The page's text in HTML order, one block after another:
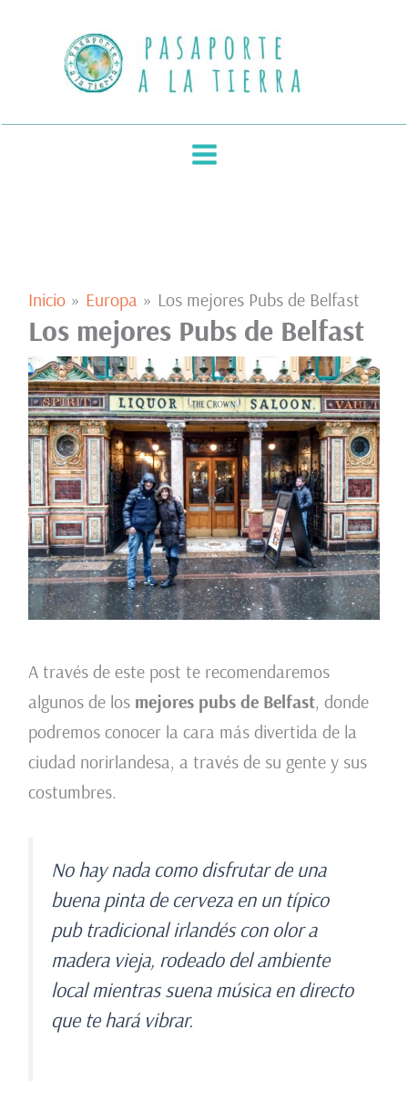
contenido
Inicio Europa Los mejores Pubs de Belfast
Los mejores Pubs de Belfast
A través de este post te recomendaremos
algunos de los mejores pubs de Belfast, donde
podremos conocer la cara más divertida de la
ciudad norirlandesa, a través de su gente y sus
costumbres.
No hay nada como disfrutar de una
buena pinta de cerveza en un típico
pub tradicional irlandés con olor a
madera vieja, rodeado del ambiente
local mientras suena música en directo
que te hará vibrar.